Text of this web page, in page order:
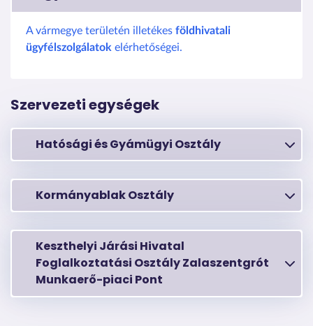
A vármegye területén illetékes földhivatali
ügyfélszolgálatok elérhetőségei.
Szervezeti egységek
Hatósági és Gyámügyi Osztály
Kormányablak Osztály
Keszthelyi Járási Hivatal
Foglalkoztatási Osztály Zalaszentgrót
Munkaerő-piaci Pont